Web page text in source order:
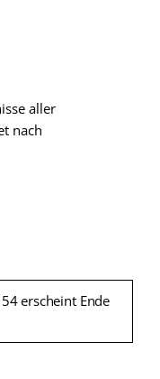
aller
nach
erscheint Ende